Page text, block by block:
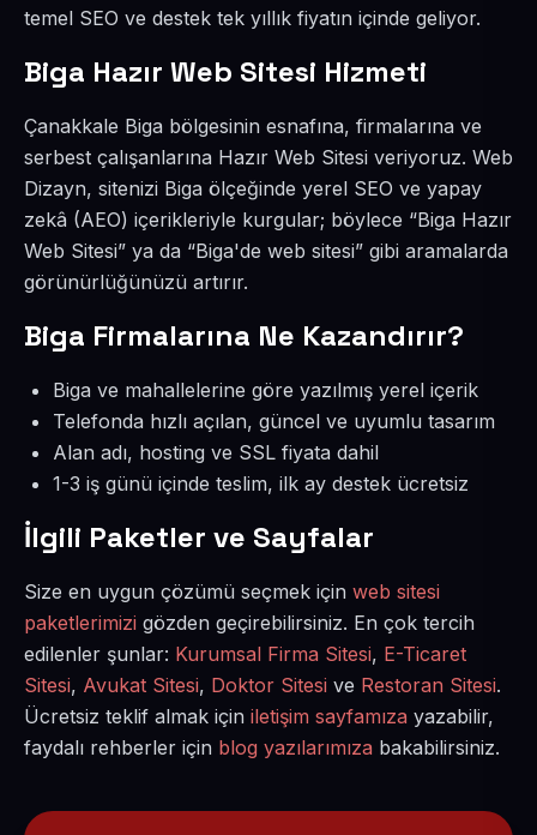
temel SEO ve destek tek yıllık fiyatın içinde geliyor.
Biga Hazır Web Sitesi Hizmeti
Çanakkale Biga bölgesinin esnafına, firmalarına ve
serbest çalışanlarına Hazır Web Sitesi veriyoruz. Web
Dizayn, sitenizi Biga ölçeğinde yerel SEO ve yapay
zekâ (AEO) içerikleriyle kurgular; böylece “Biga Hazır
Web Sitesi” ya da “Biga'de web sitesi” gibi aramalarda
görünürlüğünüzü artırır.
Biga Firmalarına Ne Kazandırır?
Biga ve mahallelerine göre yazılmış yerel içerik
Telefonda hızlı açılan, güncel ve uyumlu tasarım
Alan adı, hosting ve SSL fiyata dahil
1-3 iş günü içinde teslim, ilk ay destek ücretsiz
İlgili Paketler ve Sayfalar
Size en uygun çözümü seçmek için web sitesi
paketlerimizi gözden geçirebilirsiniz. En çok tercih
edilenler şunlar: Kurumsal Firma Sitesi, E-Ticaret
Sitesi, Avukat Sitesi, Doktor Sitesi ve Restoran Sitesi.
Ücretsiz teklif almak için iletişim sayfamıza yazabilir,
faydalı rehberler için blog yazılarımıza bakabilirsiniz.